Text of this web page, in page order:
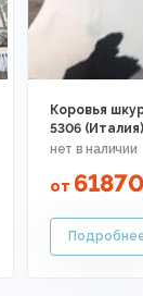
Коровья
5306 (Италия)
от 61870